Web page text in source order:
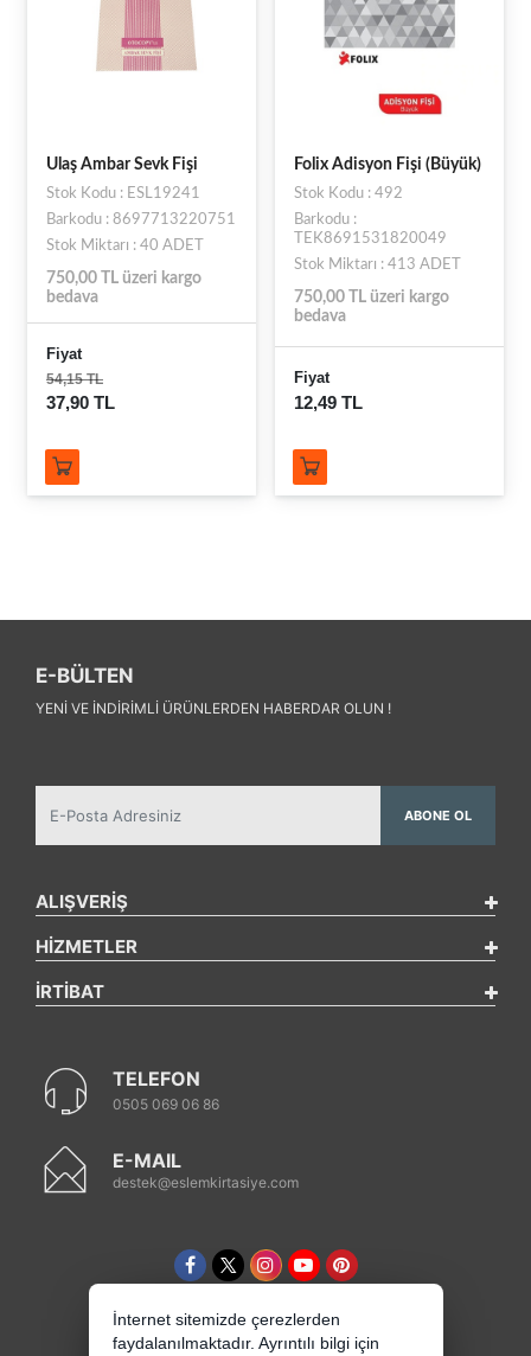
Ulaş Ambar Sevk Fişi
Stok Kodu : ESL19241
Barkodu : 8697713220751
Stok Miktarı : 40 ADET
750,00 TL üzeri kargo
bedava
Fiyat
54,15 TL
37,90 TL
Folix Adisyon Fişi (Büyük)
Stok Kodu : 492
Barkodu :
TEK8691531820049
Stok Miktarı : 413 ADET
750,00 TL üzeri kargo
bedava
Fiyat
12,49 TL
E-BÜLTEN
YENI VE INDIRIMLI ÜRÜNLERDEN HABERDAR OLUN !
ABONE OL
ALIŞVERİŞ
HİZMETLER
İRTİBAT
TELEFON
0505 069 06 86
E-MAIL
destek@eslemkirtasiye.com
İnternet sitemizde çerezlerden
faydalanılmaktadır. Ayrıntılı bilgi için